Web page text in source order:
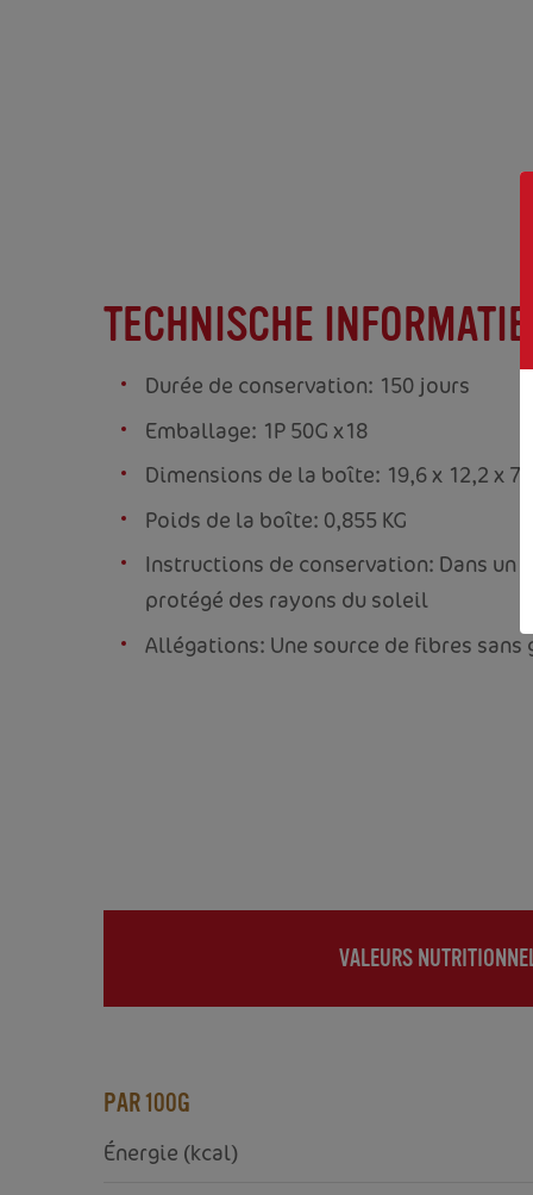
TECHNISCHE INFORMATIE
Durée de conservation: 150 jours
Emballage: 1P 50G x18
Dimensions de la boîte: 19,6 x 12,2 x
Poids de la boîte: 0,855 KG
Instructions de conservation: Dans un
protégé des rayons du soleil
Allégations: Une source de fibres sans
VALEURS
TAB)
PAR 100G
Énergie (kcal)